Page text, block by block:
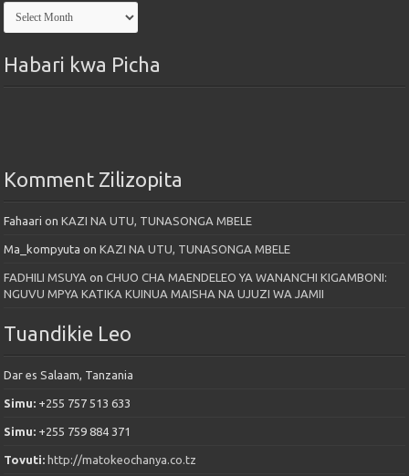
Kutoka
Maktaba
Habari kwa Picha
Komment Zilizopita
Fahaari onKAZI NA UTU, TUNASONGA MBELE
Ma_kompyuta onKAZI NA UTU, TUNASONGA MBELE
FADHILI MSUYA onCHUO CHA MAENDELEO YA WANANCHI KIGAMBONI:
NGUVU MPYA KATIKA KUINUA MAISHA NA UJUZI WA JAMII
Tuandikie Leo
Dar es Salaam, Tanzania
Simu: +255 757 513 633
Simu: +255 759 884 371
Tovuti: http://matokeochanya.co.tz